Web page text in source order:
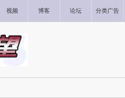
视频 博客 论坛 分类广告